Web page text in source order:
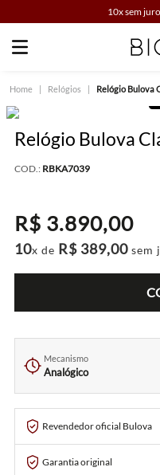
10x sem
Faça sua busca
Relógios Relógio Bulova
Relógio Bulova
COD.: RBKA7039
R$ 3.890,00
10x de R$ 389,00 sem
Mecanismo
Analógico
Revendedor oficial Bulova
Garantia original